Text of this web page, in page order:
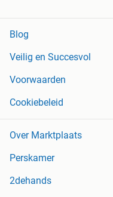
Blog
Veilig en Succesvol
Voorwaarden
Cookiebeleid
Over Marktplaats
Perskamer
2dehands